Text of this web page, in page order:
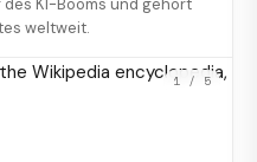
weltweit.
1 / 5